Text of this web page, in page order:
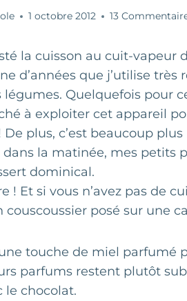
1 octobre 2012 13
la cuisson au cuit-vapeur
d’années que j’utilise
Quelquefois pour
à exploiter cet appareil
plus, c’est beaucoup
la matinée, mes petits
dominical.
! Et si vous n’avez pas de
posé sur une
touche de miel parfumé
parfums restent plutôt
le chocolat.